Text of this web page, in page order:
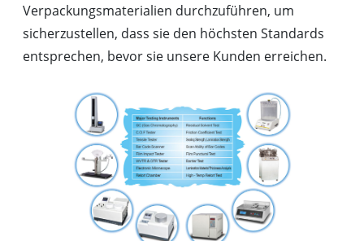
Verpackungsmaterialien durchzuführen, um
sicherzustellen, dass sie den höchsten Standards
entsprechen, bevor sie unsere Kunden erreichen.